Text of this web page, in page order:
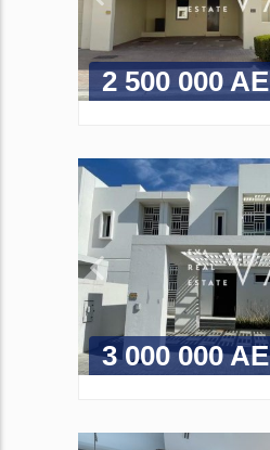
2 500 000
3 000 000